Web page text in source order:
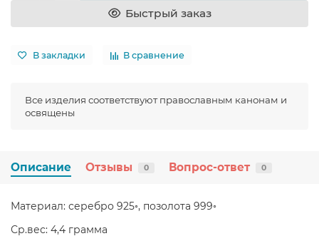
Быстрый заказ
В закладки В сравнение
Все изделия соответствуют православным канонам и
освящены
Описание Отзывы 0 Вопрос-ответ 0
Материал: серебро 925◦, позолота 999◦
Ср.вес: 4,4 грамма